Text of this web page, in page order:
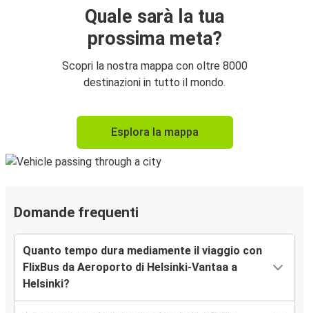
Quale sarà la tua
prossima meta?
Scopri la nostra mappa con oltre 8000
destinazioni in tutto il mondo.
Esplora la mappa
Domande frequenti
Quanto tempo dura mediamente il viaggio con
FlixBus da Aeroporto di Helsinki-Vantaa a
Helsinki?